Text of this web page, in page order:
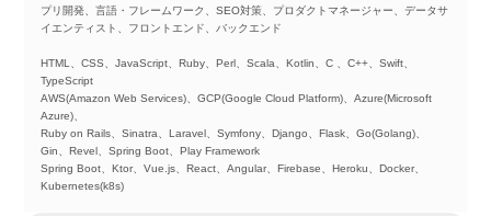
プリ開発、言語・フレームワーク、SEO対策、プロダクトマネージャー、データサ
イエンティスト、フロントエンド、バックエンド
HTML、CSS、JavaScript、Ruby、Perl、Scala、Kotlin、C 、C++、Swift、
TypeScript
AWS(Amazon Web Services)、GCP(Google Cloud Platform)、Azure(Microsoft
Azure)、
Ruby on Rails、Sinatra、Laravel、Symfony、Django、Flask、Go(Golang)、
Gin、Revel、Spring Boot、Play Framework
Spring Boot、Ktor、Vue.js、React、Angular、Firebase、Heroku、Docker、
Kubernetes(k8s)